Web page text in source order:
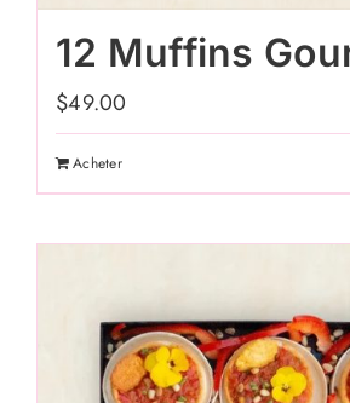
12 Muffins
$49.00
Acheter